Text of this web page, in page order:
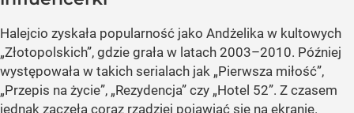
Halejcio zyskała popularność jako Andżelika w kultowych
„Złotopolskich”, gdzie grała w latach 2003–2010. Później
występowała w takich serialach jak „Pierwsza miłość”,
„Przepis na życie”, „Rezydencja” czy „Hotel 52”. Z czasem
jednak zaczęła coraz rzadziej pojawiać się na ekranie.